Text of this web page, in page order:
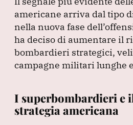
americane arriva dal tipo
nella nuova fase
ha deciso di aumentare il
bombardieri strategici,
campagne militari lunghe
I superbombardieri e
strategia americana